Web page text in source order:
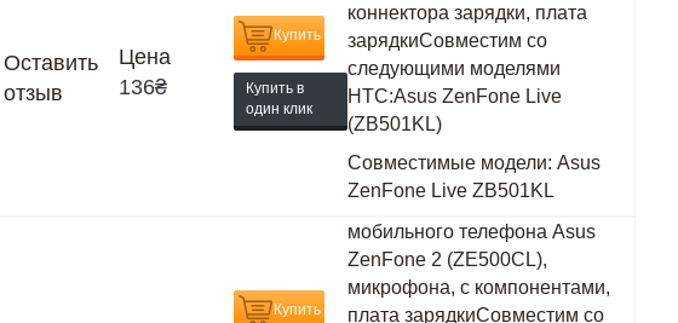
Оставить
отзыв
Цена
136₴
Купить
Купить в
один клик
коннектора зарядки, плата
зарядкиСовместим со
следующими моделями
HTC:Asus ZenFone Live
(ZB501KL)
Совместимые модели: Asus
ZenFone Live ZB501KL
Купить
мобильного телефона Asus
ZenFone 2 (ZE500CL),
микрофона, с компонентами,
плата зарядкиСовместим со